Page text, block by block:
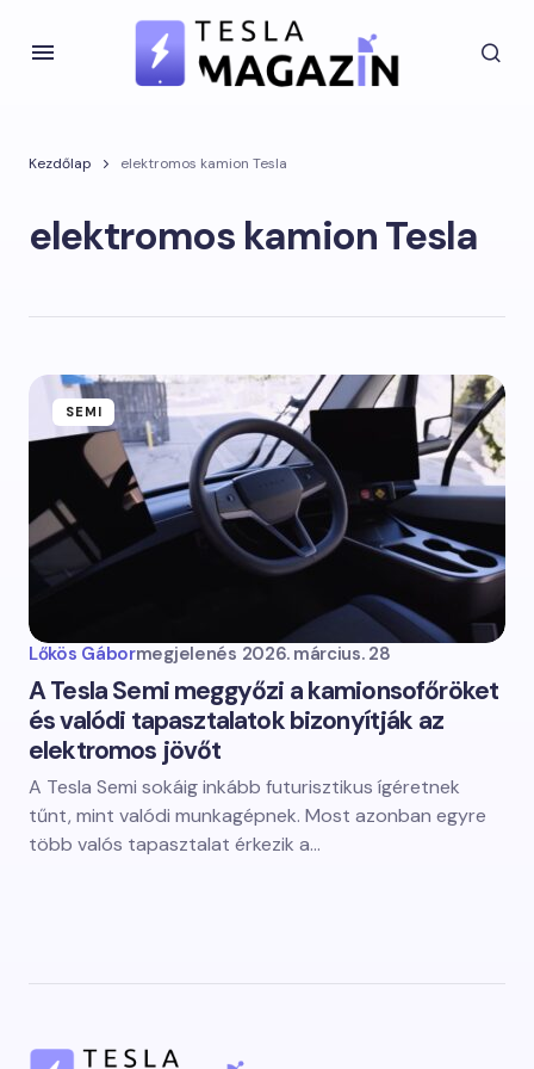
Kezdőlap elektromos kamion Tesla
elektromos kamion Tesla
SEMI
Lőkös Gábormegjelenés 2026. március. 28
A Tesla Semi meggyőzi a kamionsofőröket
és valódi tapasztalatok bizonyítják az
elektromos jövőt
A Tesla Semi sokáig inkább futurisztikus ígéretnek
tűnt, mint valódi munkagépnek. Most azonban egyre
több valós tapasztalat érkezik a…